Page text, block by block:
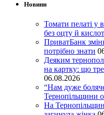
Новини
Томати пелаті у
без оцту й
ПриватБанк
потрібно знати
Деяким
на картку: що
06.08.2026
“Нам дуже
Тернопільщини
На